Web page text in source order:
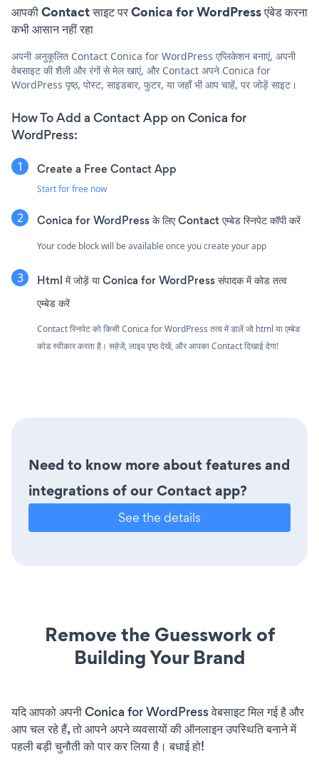
आपकी Contact साइट पर Conica for WordPress एंबेड करना
कभी आसान नहीं रहा
अपनी अनुकूलित Contact Conica for WordPress एप्लिकेशन बनाएं, अपनी
वेबसाइट की शैली और रंगों से मेल खाएं, और Contact अपने Conica for
WordPress पृष्ठ, पोस्ट, साइडबार, फुटर, या जहाँ भी आप चाहें, पर जोड़ें साइट।
How To Add a Contact App on Conica for
WordPress:
Create a Free Contact App
Start for free now
Conica for WordPress के लिए Contact एम्बेड स्निपेट कॉपी करें
Your code block will be available once you create your app
Html में जोड़ें या Conica for WordPress संपादक में कोड तत्व
एम्बेड करें
Contact स्निपेट को किसी Conica for WordPress तत्व में डालें जो html या एम्बेड
कोड स्वीकार करता है। सहेजें, लाइव पृष्ठ देखें, और आपका Contact दिखाई देगा!
Need to know more about features and
integrations of our Contact app?
See the details
Remove the Guesswork of
Building Your Brand
यदि आपको अपनी Conica for WordPress वेबसाइट मिल गई है और
आप चल रहे हैं, तो आपने अपने व्यवसायों की ऑनलाइन उपस्थिति बनाने में
पहली बड़ी चुनौती को पार कर लिया है। बधाई हो!